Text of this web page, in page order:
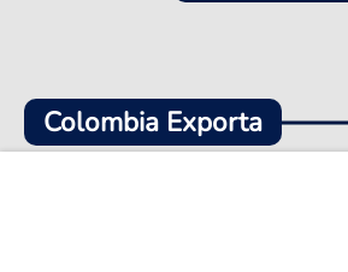
Colombia Exporta